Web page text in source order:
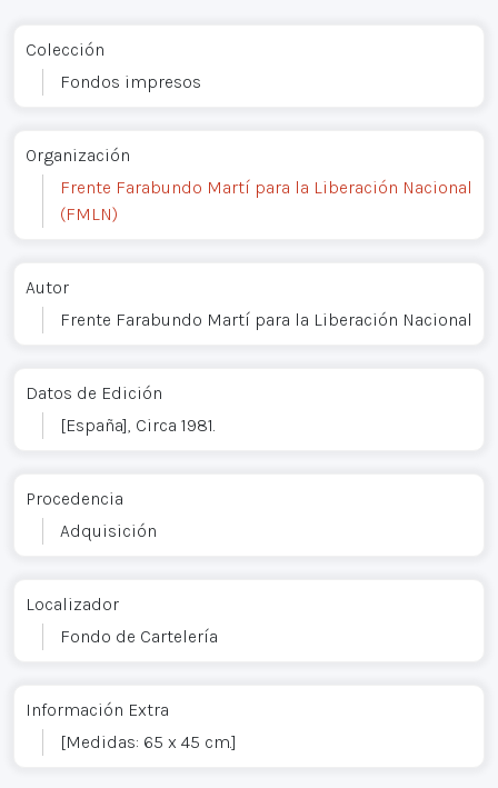
Colección
Fondos impresos
Organización
Frente Farabundo Martí para la Liberación Nacional
(FMLN)
Autor
Frente Farabundo Martí para la Liberación Nacional
Datos de Edición
[España], Circa 1981.
Procedencia
Adquisición
Localizador
Fondo de Cartelería
Información Extra
[Medidas: 65 x 45 cm.]